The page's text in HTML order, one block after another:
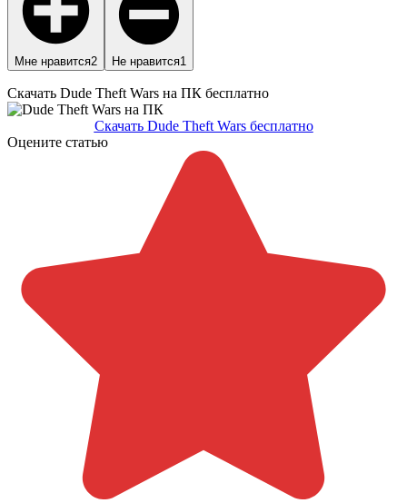
Мне нравится2 Не нравится1
Скачать Dude Theft Wars на ПК бесплатно
Скачать Dude Theft Wars бесплатно
Оцените статью